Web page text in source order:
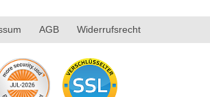
AGB Widerrufsrecht